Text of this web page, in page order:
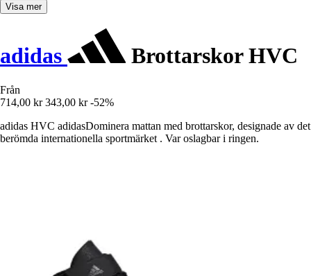
Visa mer
adidas Brottarskor HVC
Från
714,00 kr 343,00 kr -52%
adidas HVC adidasDominera mattan med brottarskor, designade av det
berömda internationella sportmärket . Var oslagbar i ringen.